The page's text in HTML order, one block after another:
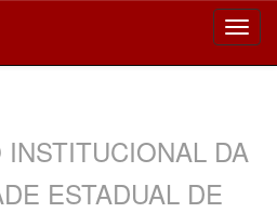
DA
ESTADUAL DE